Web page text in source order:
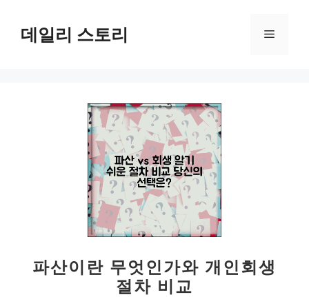
데일리 스토리 메
파산이란 무엇인가와 개인회생
절차 비교